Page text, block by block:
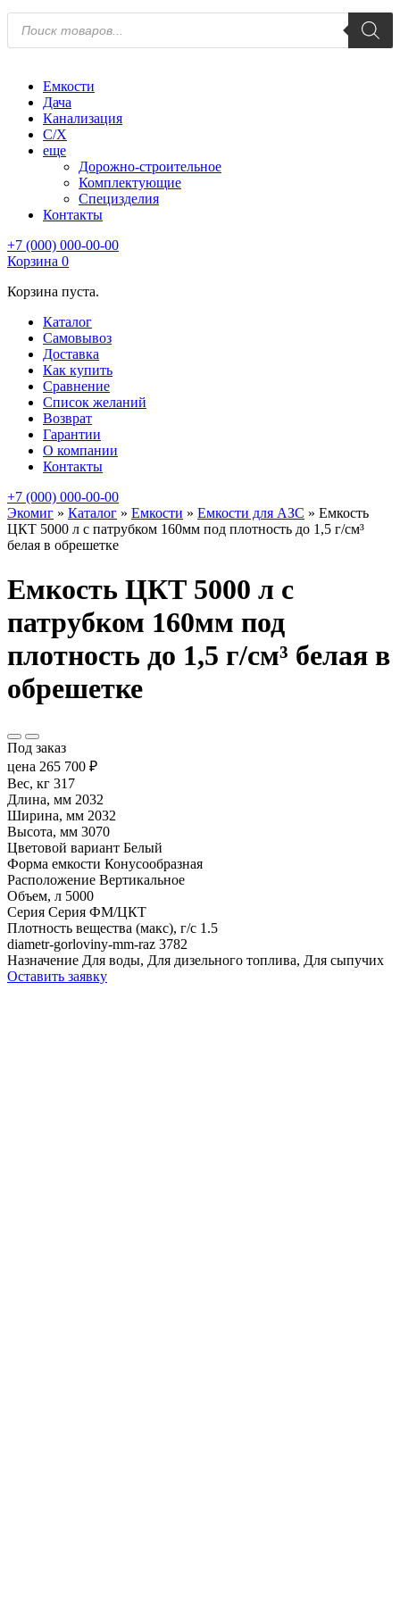
Поиск
товаров
Емкости
Дача
Канализация
С/Х
еще
Дорожно-строительное
Комплектующие
Специзделия
Контакты
+7 (000) 000-00-00
Корзина 0
Корзина пуста.
Каталог
Самовывоз
Доставка
Как купить
Сравнение
Список желаний
Возврат
Гарантии
О компании
Контакты
+7 (000) 000-00-00
Экомиг » Каталог » Емкости » Емкости для АЗС » Емкость
ЦКТ 5000 л с патрубком 160мм под плотность до 1,5 г/см³
белая в обрешетке
Емкость ЦКТ 5000 л с
патрубком 160мм под
плотность до 1,5 г/см³ белая в
обрешетке
Под заказ
цена 265 700 ₽
Вес, кг 317
Длина, мм 2032
Ширина, мм 2032
Высота, мм 3070
Цветовой вариант Белый
Форма емкости Конусообразная
Расположение Вертикальное
Объем, л 5000
Серия Серия ФМ/ЦКТ
Плотность вещества (макс), г/с 1.5
diametr-gorloviny-mm-raz 3782
Назначение Для воды, Для дизельного топлива, Для сыпучих
Оставить заявку